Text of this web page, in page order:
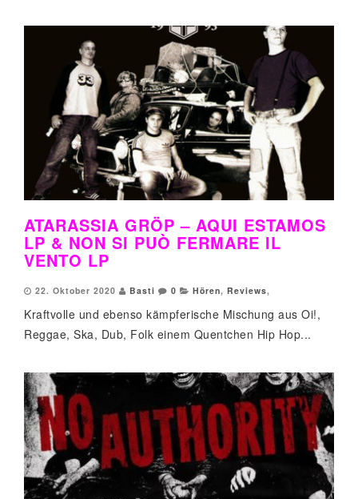
ATARASSIA GRÖP – AQUI ESTAMOS
LP & NON SI PUÒ FERMARE IL
VENTO LP
22. Oktober 2020 Basti 0 Hören, Reviews,
Kraftvolle und ebenso kämpferische Mischung aus Oi!,
Reggae, Ska, Dub, Folk einem Quentchen Hip Hop...